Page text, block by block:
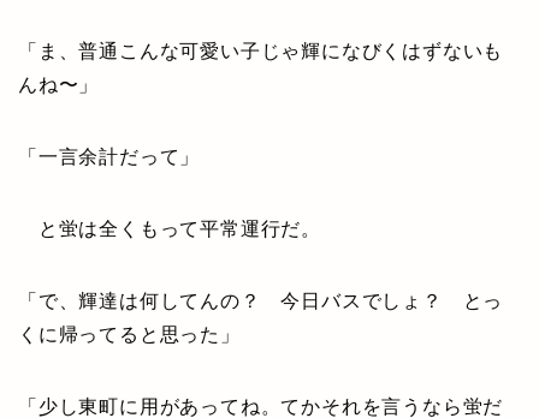
「ま、普通こんな可愛い子じゃ輝になびくはずないも
んね〜」
「一言余計だって」
と蛍は全くもって平常運行だ。
「で、輝達は何してんの？ 今日バスでしょ？ とっ
くに帰ってると思った」
「少し東町に用があってね。てかそれを言うなら蛍だ